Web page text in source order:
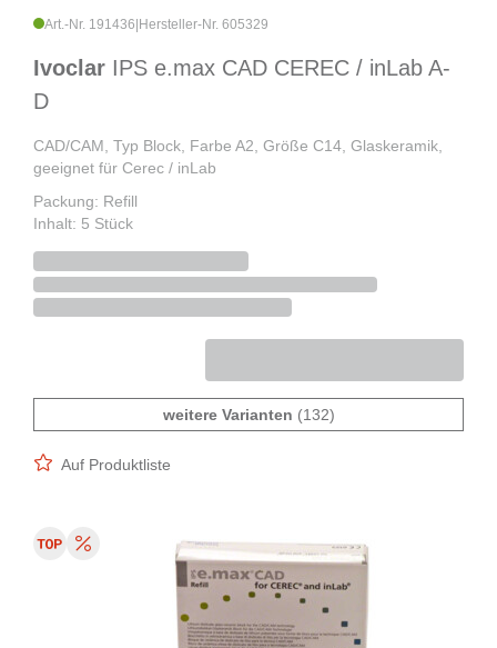
Art.-Nr. 191436 Hersteller-Nr. 605329
Ivoclar IPS e.max CAD CEREC / inLab A-
D
CAD/CAM, Typ Block, Farbe A2, Größe C14, Glaskeramik,
geeignet für Cerec / inLab
Packung: Refill
Inhalt: 5 Stück
weitere Varianten (132)
Auf Produktliste